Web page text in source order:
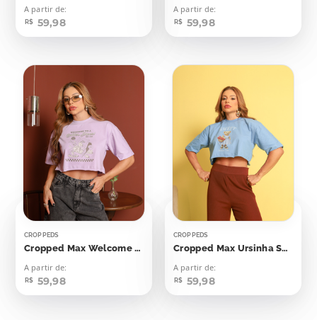
A partir de:
R$ 59,98
A partir de:
R$ 59,98
CROPPEDS
Cropped Max Welcome To A Batter Place
A partir de:
R$ 59,98
CROPPEDS
Cropped Max Ursinha Sweet Summer Time
A partir de:
R$ 59,98